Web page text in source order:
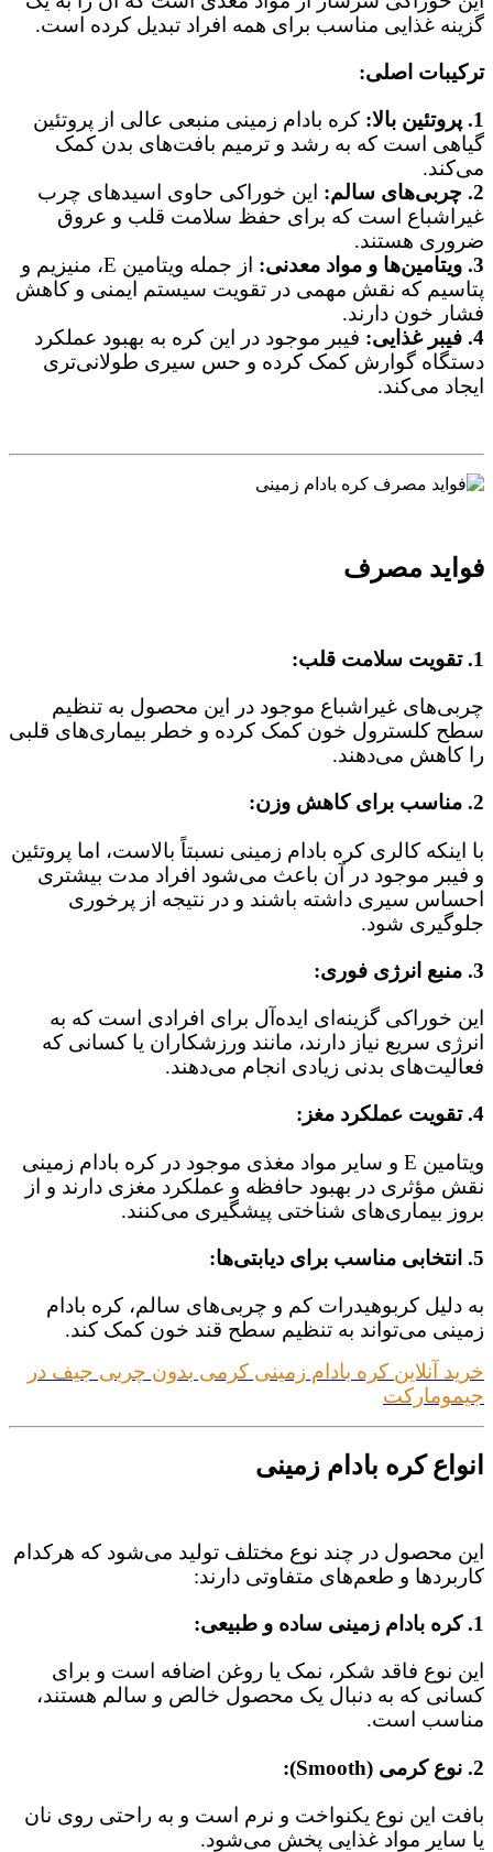
گزینه غذایی مناسب برای همه افراد تبدیل کرده است.
ترکیبات اصلی:
1. پروتئین بالا:
کره بادام زمینی منبعی عالی از پروتئین
گیاهی است که به رشد و ترمیم بافت‌های بدن کمک
می‌کند.
2. چربی‌های سالم:
این خوراکی حاوی اسیدهای چرب
غیراشباع است که برای حفظ سلامت قلب و عروق
ضروری هستند.
3. ویتامین‌ها و مواد معدنی:
از جمله ویتامین E، منیزیم و
پتاسیم که نقش مهمی در تقویت سیستم ایمنی و کاهش
فشار خون دارند.
4. فیبر غذایی:
فیبر موجود در این کره به بهبود عملکرد
دستگاه گوارش کمک کرده و حس سیری طولانی‌تری
ایجاد می‌کند.
فواید مصرف
1. تقویت سلامت قلب:
چربی‌های غیراشباع موجود در این محصول به تنظیم
سطح کلسترول خون کمک کرده و خطر بیماری‌های قلبی
را کاهش می‌دهند.
2. مناسب برای کاهش وزن:
با اینکه کالری کره بادام زمینی نسبتاً بالاست، اما پروتئین
و فیبر موجود در آن باعث می‌شود افراد مدت بیشتری
احساس سیری داشته باشند و در نتیجه از پرخوری
جلوگیری شود.
3. منبع انرژی فوری:
این خوراکی گزینه‌ای ایده‌آل برای افرادی است که به
انرژی سریع نیاز دارند، مانند ورزشکاران یا کسانی که
فعالیت‌های بدنی زیادی انجام می‌دهند.
4. تقویت عملکرد مغز:
ویتامین E و سایر مواد مغذی موجود در کره بادام زمینی
نقش مؤثری در بهبود حافظه و عملکرد مغزی دارند و از
بروز بیماری‌های شناختی پیشگیری می‌کنند.
5. انتخابی مناسب برای دیابتی‌ها:
به دلیل کربوهیدرات کم و چربی‌های سالم، کره بادام
زمینی می‌تواند به تنظیم سطح قند خون کمک کند.
خرید آنلاین کره بادام زمینی کرمی بدون چربی جیف در
جیمومارکت
انواع کره بادام زمینی
این محصول در چند نوع مختلف تولید می‌شود که هرکدام
کاربردها و طعم‌های متفاوتی دارند:
1. کره بادام زمینی ساده و طبیعی:
این نوع فاقد شکر، نمک یا روغن اضافه است و برای
کسانی که به‌ دنبال یک محصول خالص و سالم هستند،
مناسب است.
2. نوع کرمی (Smooth):
بافت این نوع یکنواخت و نرم است و به‌ راحتی روی نان
یا سایر مواد غذایی پخش می‌شود.